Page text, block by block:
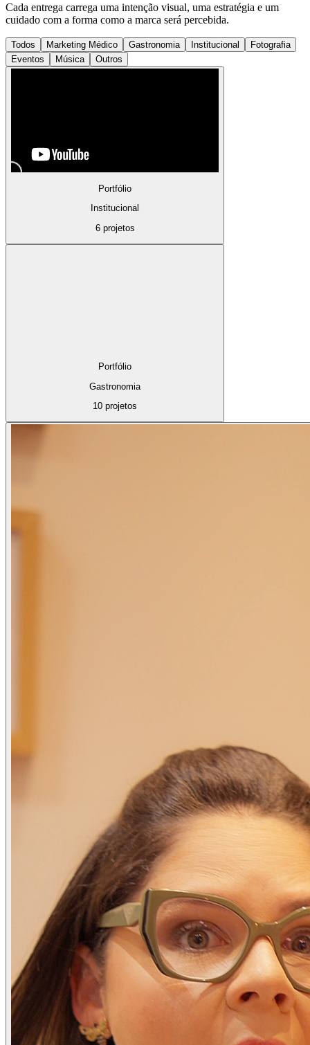
Cada entrega carrega uma intenção visual, uma estratégia e um
cuidado com a forma como a marca será percebida.
Todos Marketing Médico Gastronomia Institucional
Fotografia
Eventos
Música Outros
Portfólio
Institucional
6 projetos
Portfólio
Gastronomia
10 projetos